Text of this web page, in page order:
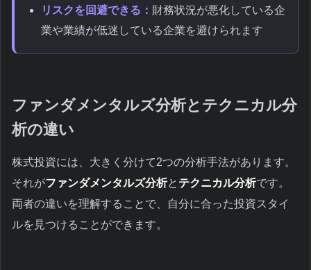
リスクを回避できる： 財務状況が悪化している企
業や業績が低迷している企業を避けられます
ファンダメンタルズ分析とテクニカル分
析の違い
株式投資には、大きく分けて2つの分析手法があります。
それがファンダメンタルズ分析と テクニカル分析です。
両者の違いを理解することで、自分に合った投資スタイ
ルを見つけることができます。